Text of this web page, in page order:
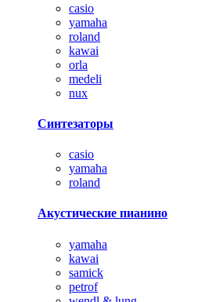
casio
yamaha
roland
kawai
orla
medeli
nux
Синтезаторы
casio
yamaha
roland
Акустические пианино
yamaha
kawai
samick
petrof